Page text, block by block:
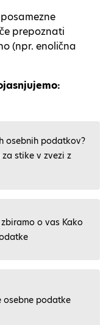
prepoznati
(npr. enolična
osebnih podatkov?
stike v zvezi z
o vas Kako
osebne podatke